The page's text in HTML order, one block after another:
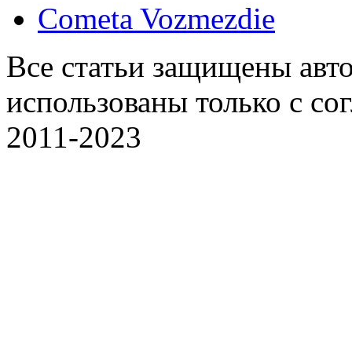
Cometa Vozmezdie
Все статьи защищены
использованы только с
2011-2023